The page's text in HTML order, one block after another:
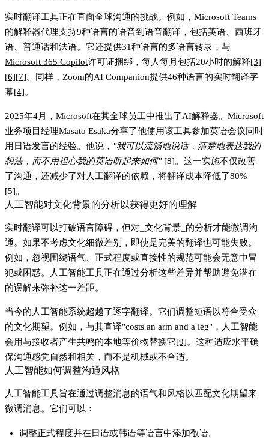
实时翻译工具正在直面全球沟通的挑战。例如， Microsoft Teams
的解释器代理支持9种语言的语音到语音翻译，包括英语、西班牙
语、普通话和法语。它还提供31种语言的多语言转录，与
Microsoft 365 Copilot许可证捆绑，每人每月包括20小时的解释[3]
[6][7]。同样， Zoom的AI Companion提供46种语言的实时翻译字
幕[4]。
2025年4月，Microsoft在其全球员工中推出了AI解释器。Microsoft
业务项目经理Masato Esaka分享了他使用该工具参加英语会议同时
用日语发言的经验。他说， "我可以流畅地说话，清楚地表达我的
想法，而不用担心我的英语听起来如何" [8]。这一实施不仅改善
了沟通，还减少了对人工翻译的依赖，将翻译成本降低了80%
[5]。
人工智能对文化背景的分析以获得更好的理解
实时翻译可以打破语言障碍，但对_文化背景_的分析才能微调沟
通。如果不考虑文化细微差别，即使是完美的翻译也可能失败。
例如，忽视围绕语气、正式程度或直接性的规范可能会无意中冒
犯或困惑。人工智能工具正在通过分析这些差异并帮助避免潜在
的误解来弥补这一差距。
当今的人工智能系统超越了逐字翻译。它们调整短语以符合受众
的文化期望。例如，与其直译"costs an arm and a leg"，人工智能
会用与接收者产生共鸣的本地等价物替换它[9]。这种适应水平确
保沟通感觉自然和相关，而不是机械或不合适。
人工智能如何调整沟通风格
人工智能工具旨在通过调整消息的语气和风格以匹配文化期望来
微调消息。它们可以：
调整正式程度并在日语或韩语等语言中添加敬语。